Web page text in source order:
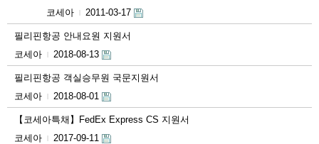
코세아
2011-03-17
필리핀항공 안내요원 지원서
코세아
2018-08-13
필리핀항공 객실승무원 국문지원서
코세아
2018-08-01
【코세아특채】FedEx Express CS 지원서
코세아
2017-09-11